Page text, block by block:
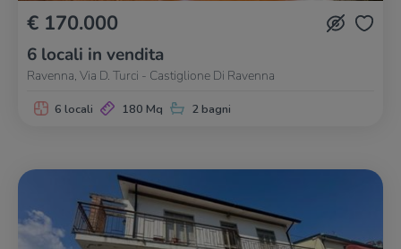
€ 170.000
6 locali in vendita
Ravenna, Via D. Turci - Castiglione Di Ravenna
6 locali 180 Mq 2 bagni